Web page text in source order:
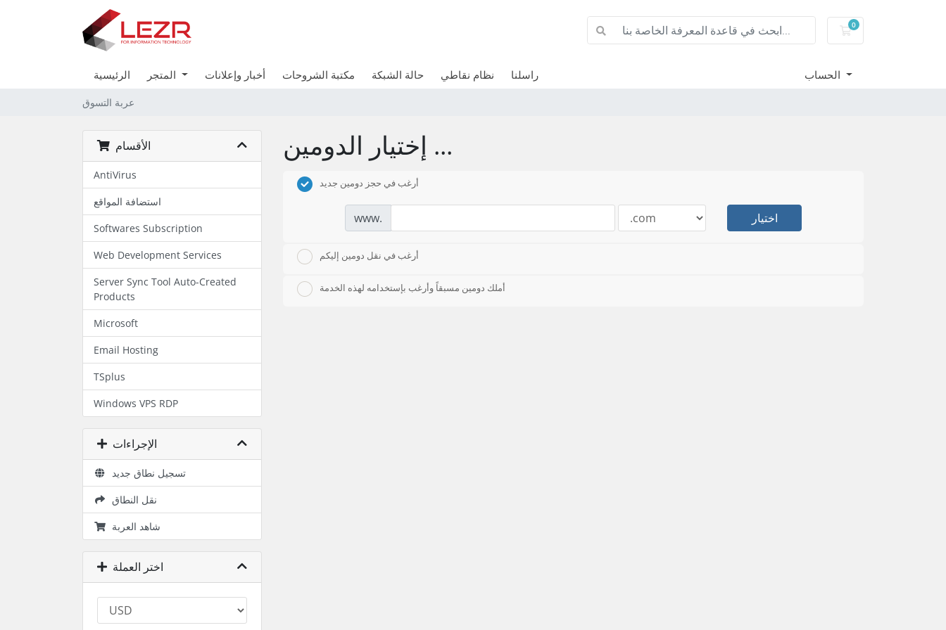
0
عربة التسوق
الرئيسية أخبار وإعلانات مكتبة الشروحات حالة الشبكة نظام نقاطي راسلنا
عربة التسوق
الأقسام
AntiVirus
استضافة المواقع
Softwares Subscription
Web Development Services
Server Sync Tool Auto-Created
Products
Microsoft
Email Hosting
TSplus
Windows VPS RDP
الإجراءات
تسجيل نطاق جديد
نقل النطاق
شاهد العربة
اختر العملة
إختيار الدومين ...
أرغب في حجز دومين جديد
www. اختيار
أرغب في نقل دومين إليكم
أملك دومين مسبقاً وأرغب بإستخدامه لهذه الخدمة